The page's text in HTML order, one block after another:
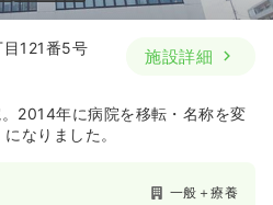
目121番5号
施設詳細
2014年に病院を移転・名称を変
なりました。
一般＋療養